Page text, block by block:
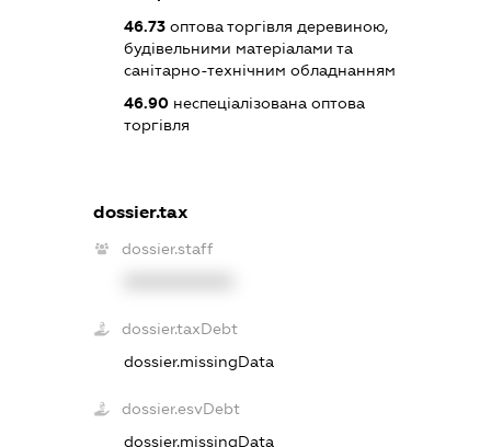
46.73 оптова торгівля деревиною,
будівельними матеріалами та
санітарно-технічним обладнанням
46.90 неспеціалізована оптова
торгівля
dossier.tax
dossier.staff
dossier.taxDebt
dossier.missingData
dossier.esvDebt
dossier.missingData